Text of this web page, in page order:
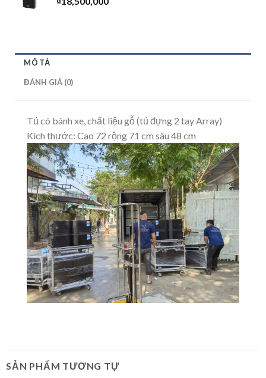
MÔ TẢ
ĐÁNH GIÁ (0)
Tủ có bánh xe, chất liệu gỗ (tủ đựng 2 tay Array)
Kích thước: Cao 72 rộng 71 cm sâu 48 cm
SẢN PHẨM TƯƠNG TỰ